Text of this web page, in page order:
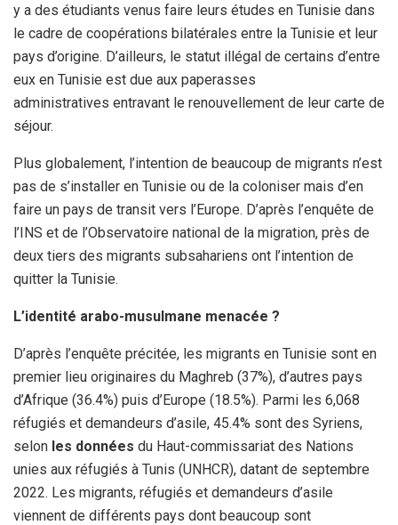
y a des étudiants venus faire leurs études en Tunisie dans
le cadre de coopérations bilatérales entre la Tunisie et leur
pays d’origine. D’ailleurs, le statut illégal de certains d’entre
eux en Tunisie est due aux paperasses
administratives entravant le renouvellement de leur carte de
séjour.
Plus globalement, l’intention de beaucoup de migrants n’est
pas de s’installer en Tunisie ou de la coloniser mais d’en
faire un pays de transit vers l’Europe. D’après l’enquête de
l’INS et de l’Observatoire national de la migration, près de
deux tiers des migrants subsahariens ont l’intention de
quitter la Tunisie.
L’identité arabo-musulmane menacée ?
D’après l’enquête précitée, les migrants en Tunisie sont en
premier lieu originaires du Maghreb (37%), d’autres pays
d’Afrique (36.4%) puis d’Europe (18.5%). Parmi les 6,068
réfugiés et demandeurs d’asile, 45.4% sont des Syriens,
selon les données du Haut-commissariat des Nations
unies aux réfugiés à Tunis (UNHCR), datant de septembre
2022. Les migrants, réfugiés et demandeurs d’asile
viennent de différents pays dont beaucoup sont